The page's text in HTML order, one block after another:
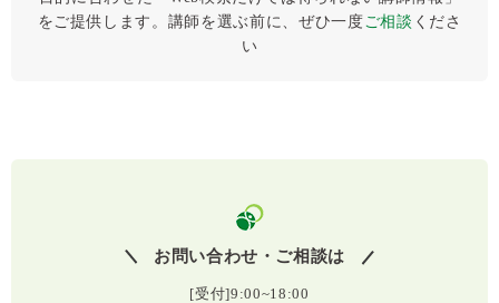
をご提供します。講師を選ぶ前に、ぜひ⼀度ご相談 くださ
い
お問い合わせ・ご相談は
[受付]9:00~18:00